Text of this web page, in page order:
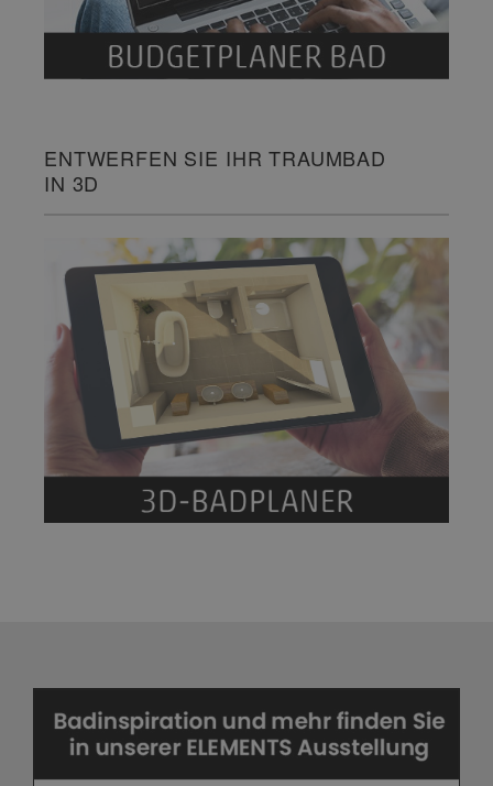
ENTWERFEN SIE IHR TRAUMBAD
IN 3D